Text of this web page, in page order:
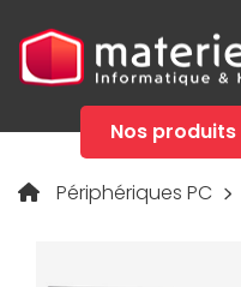
Nos produits
Périphériques PC